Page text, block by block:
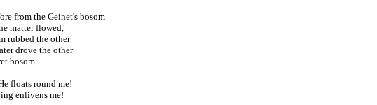
from the Geinet's bosom
matter flowed,
rubbed the other
drove the other
bosom.
floats round me!
enlivens me!